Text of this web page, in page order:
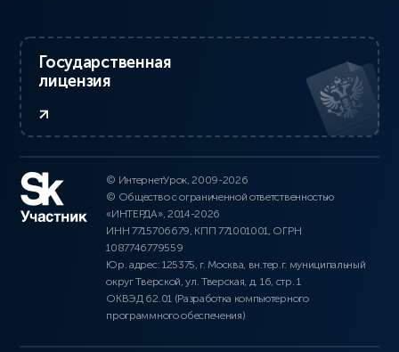
Государственная
лицензия
© ИнтернетУрок, 2009-2026
© Общество с ограниченной ответственностью
«ИНТЕРДА», 2014-2026
ИНН 7715706679, КПП 771001001, ОГРН
1087746779559
Юр. адрес: 125375, г. Москва, вн.тер.г. муниципальный
округ Тверской, ул. Тверская, д. 16, стр. 1
ОКВЭД 62.01 (Разработка компьютерного
программного обеспечения)